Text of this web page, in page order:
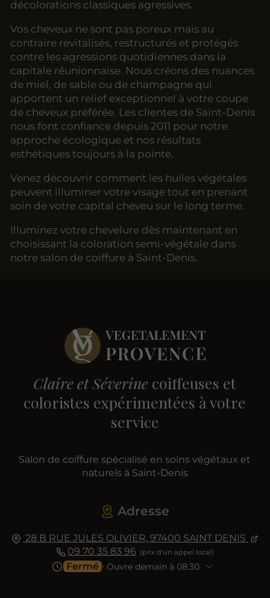
décolorations classiques agressives.
Vos cheveux ne sont pas poreux mais au
contraire revitalisés, restructurés et protégés
contre les agressions quotidiennes dans la
capitale réunionnaise. Nous créons des nuances
de miel, de sable ou de champagne qui
apportent un relief exceptionnel à votre coupe
de cheveux préférée. Les clientes de Saint-Denis
nous font confiance depuis 2011 pour notre
approche écologique et nos résultats
esthétiques toujours à la pointe.
Venez découvrir comment les huiles végétales
peuvent illuminer votre visage tout en prenant
soin de votre capital cheveu sur le long terme.
Illuminez votre chevelure dès maintenant en
choisissant la coloration semi-végétale dans
notre salon de coiffure à Saint-Denis.
Claire et Séverine coiffeuses et
coloristes expérimentées à votre
service
Salon de coiffure spécialisé en soins végétaux et
naturels à Saint-Denis
Adresse
28 B RUE JULES OLIVIER, 97400 SAINT DENIS
09 70 35 83 96
Fermé ⋅ Ouvre demain à 08:30